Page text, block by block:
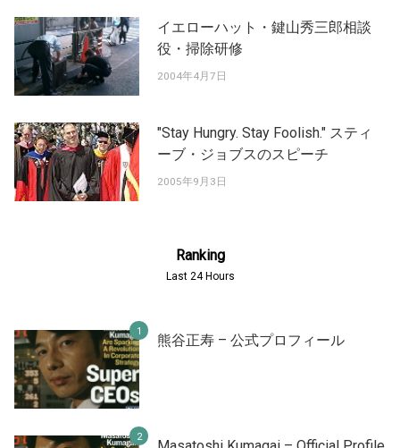
イエローハット・鍵山秀三郎相談
役・掃除研修
2004年4月7日
"Stay Hungry. Stay Foolish." スティ
ーブ・ジョブスのスピーチ
2005年9月3日
Ranking
Last 24 Hours
熊谷正寿 – 公式プロフィール